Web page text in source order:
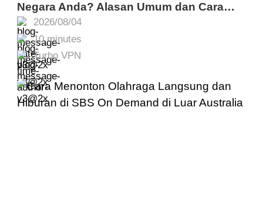
2026/08/04
10 minutes
Turbo VPN
Negara Anda? Alasan Umum dan Cara
Mengatasinya